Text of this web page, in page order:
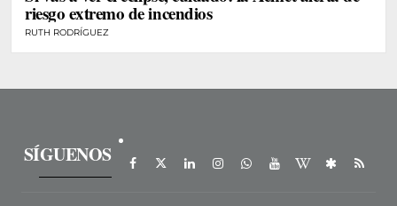
riesgo extremo de incendios
RUTH RODRÍGUEZ
SÍGUENOS